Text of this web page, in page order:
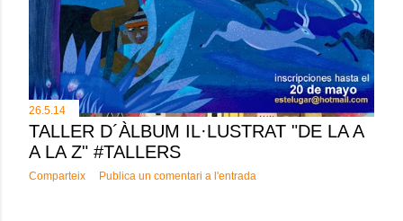
26.5.14
TALLER D´ÀLBUM IL·LUSTRAT "DE LA A
A LA Z" #TALLERS
Comparteix Publica un comentari a l'entrada